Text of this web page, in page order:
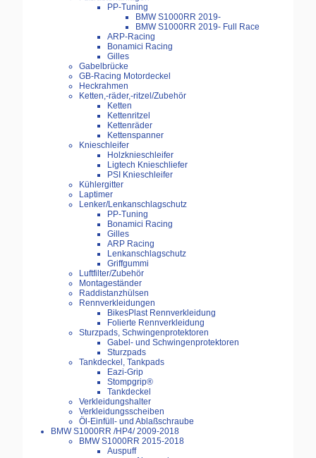
PP-Tuning
BMW S1000RR 2019-
BMW S1000RR 2019- Full Race
ARP-Racing
Bonamici Racing
Gilles
Gabelbrücke
GB-Racing Motordeckel
Heckrahmen
Ketten,-räder,-ritzel/Zubehör
Ketten
Kettenritzel
Kettenräder
Kettenspanner
Knieschleifer
Holzknieschleifer
Ligtech Knieschliefer
PSI Knieschleifer
Kühlergitter
Laptimer
Lenker/Lenkanschlagschutz
PP-Tuning
Bonamici Racing
Gilles
ARP Racing
Lenkanschlagschutz
Griffgummi
Luftfilter/Zubehör
Montageständer
Raddistanzhülsen
Rennverkleidungen
BikesPlast Rennverkleidung
Folierte Rennverkleidung
Sturzpads, Schwingenprotektoren
Gabel- und Schwingenprotektoren
Sturzpads
Tankdeckel, Tankpads
Eazi-Grip
Stompgrip®
Tankdeckel
Verkleidungshalter
Verkleidungsscheiben
Öl-Einfüll- und Ablaßschraube
BMW S1000RR /HP4/ 2009-2018
BMW S1000RR 2015-2018
Auspuff